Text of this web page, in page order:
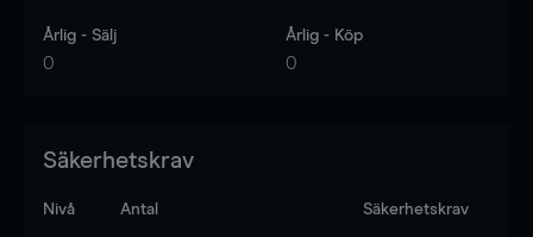
Årlig - Sälj
0
Årlig - Köp
0
Säkerhetskrav
Nivå Antal Säkerhetskrav